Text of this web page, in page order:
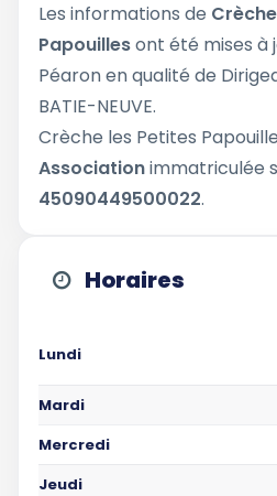
Les informations de
Papouillesont été mises à
Péaron en qualité de
BATIE-NEUVE.
Crèche les Petites
Associationimmatriculée
45090449500022.
Horaires
Lundi
Mardi
Mercredi
Jeudi